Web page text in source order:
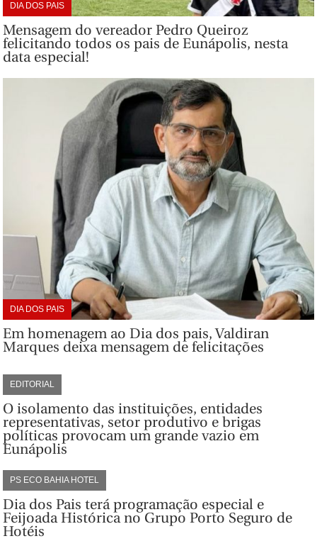
DIA DOS PAIS
Mensagem do vereador Pedro Queiroz
felicitando todos os pais de Eunápolis, nesta
data especial!
DIA DOS PAIS
Em homenagem ao Dia dos pais, Valdiran
Marques deixa mensagem de felicitações
EDITORIAL
O isolamento das instituições, entidades
representativas, setor produtivo e brigas
políticas provocam um grande vazio em
Eunápolis
PS ECO BAHIA HOTEL
Dia dos Pais terá programação especial e
Feijoada Histórica no Grupo Porto Seguro de
Hotéis